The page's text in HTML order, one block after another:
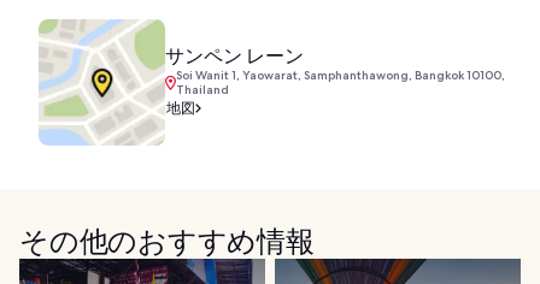
サンペン レーン
Soi Wanit 1, Yaowarat, Samphanthawong, Bangkok 10100,
Thailand
地図
その他のおすすめ情報